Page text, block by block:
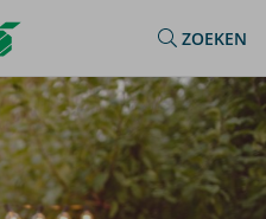
ZOEKEN